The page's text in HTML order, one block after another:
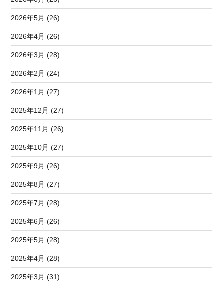
2026年5月 (26)
2026年4月 (26)
2026年3月 (28)
2026年2月 (24)
2026年1月 (27)
2025年12月 (27)
2025年11月 (26)
2025年10月 (27)
2025年9月 (26)
2025年8月 (27)
2025年7月 (28)
2025年6月 (26)
2025年5月 (28)
2025年4月 (28)
2025年3月 (31)